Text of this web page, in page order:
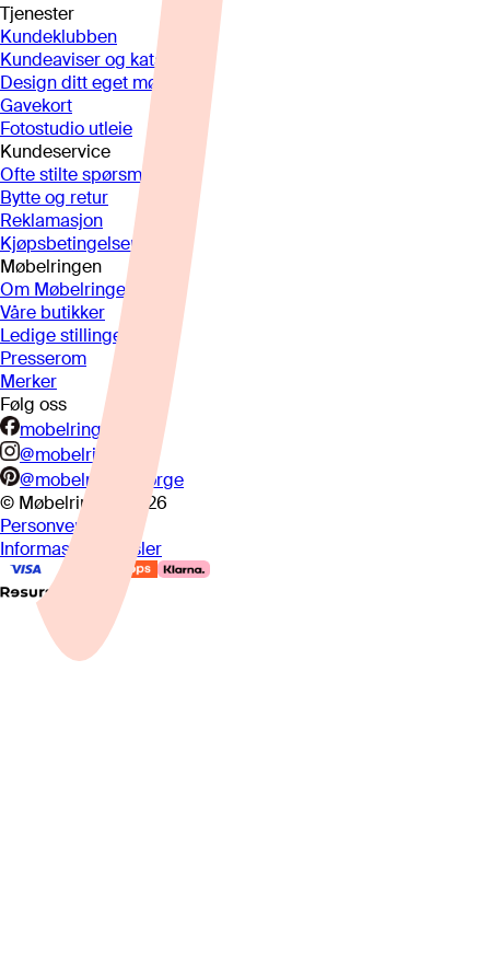
Tjenester
Kundeklubben
Kundeaviser og kataloger
Design ditt eget møbel
Gavekort
Fotostudio utleie
Kundeservice
Ofte stilte spørsmål
Bytte og retur
Reklamasjon
Kjøpsbetingelser
Møbelringen
Om Møbelringen
Våre butikker
Ledige stillinger
Presserom
Merker
Følg oss
mobelringen.no
@mobelringen
@mobelringennorge
© Møbelringen
2026
Personvern
Informasjonskapsler